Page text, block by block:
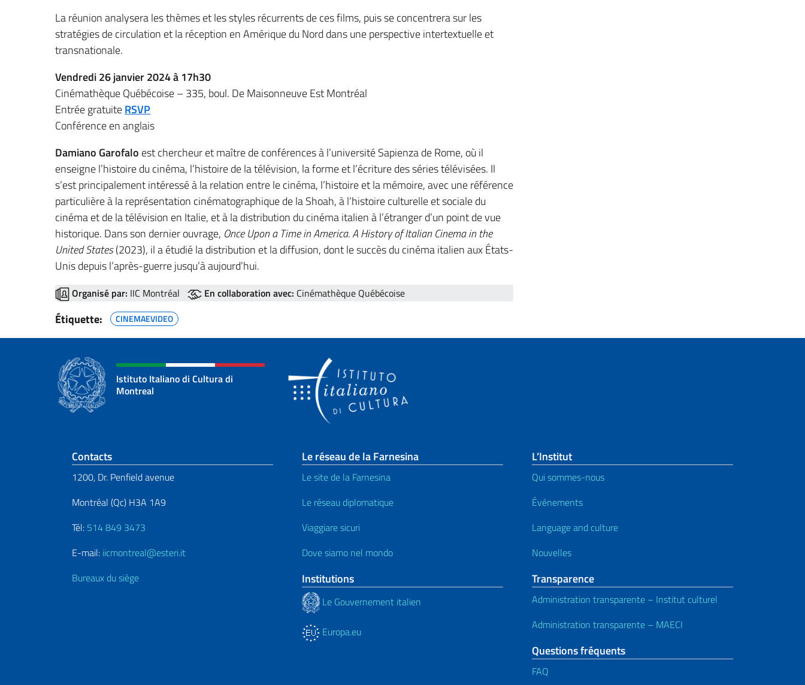
La réunion analysera les thèmes et les styles récurrents de ces films, puis se concentrera sur les
stratégies de circulation et la réception en Amérique du Nord dans une perspective intertextuelle et
transnationale.
Vendredi 26 janvier 2024 à 17h30
Cinémathèque Québécoise – 335, boul. De Maisonneuve Est Montréal
Entrée gratuiteRSVP
Conférence en anglais
Damiano Garofalo est chercheur et maître de conférences à l’université Sapienza de Rome, où il
enseigne l’histoire du cinéma, l’histoire de la télévision, la forme et l’écriture des séries télévisées. Il
s’est principalement intéressé à la relation entre le cinéma, l’histoire et la mémoire, avec une référence
particulière à la représentation cinématographique de la Shoah, à l’histoire culturelle et sociale du
cinéma et de la télévision en Italie, et à la distribution du cinéma italien à l’étranger d’un point de vue
historique. Dans son dernier ouvrage, Once Upon a Time in America. A History of Italian Cinema in the
United States(2023), il a étudié la distribution et la diffusion, dont le succès du cinéma italien aux États-
Unis depuis l’après-guerre jusqu’à aujourd’hui.
Organisé par: IIC Montréal En collaboration avec: Cinémathèque Québécoise
Étiquette: CINEMAEVIDEO
Istituto Italiano di Cultura di
Montreal
Section de pied de page
Contacts
1200, Dr. Penfield avenue
Montréal (Qc) H3A 1A9
Tél: 514 849 3473
E-mail: iicmontreal@esteri.it
Bureaux du siège
Le réseau de la Farnesina
Le site de la Farnesina
Le réseau diplomatique
Viaggiare sicuri
Dove siamo nel mondo
Institutions
Le Gouvernement italien
Europa.eu
L’Institut
Qui sommes-nous
Événements
Language and culture
Nouvelles
Transparence
Administration transparente – Institut culturel
Administration transparente – MAECI
Questions fréquents
FAQ